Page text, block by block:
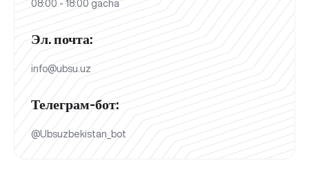
08:00 - 18:00 gacha
Эл. почта:
info@ubsu.uz
Телеграм-бот:
@Ubsuzbekistan_bot